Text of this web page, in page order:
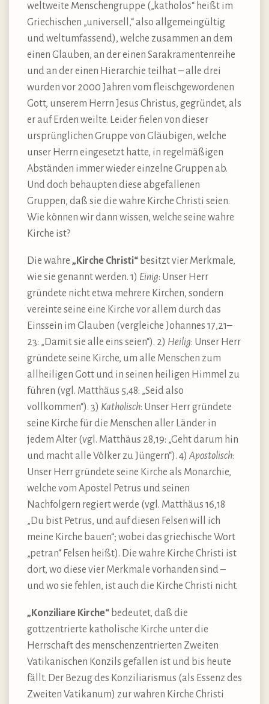
weltweite Menschengruppe („katholos“ heißt im
Griechischen „universell,“ also allgemeingültig
und weltumfassend), welche zusammen an dem
einen Glauben, an der einen Sarakramentenreihe
und an der einen Hierarchie teilhat – alle drei
wurden vor 2000 Jahren vom fleischgewordenen
Gott, unserem Herrn Jesus Christus, gegründet, als
er auf Erden weilte. Leider fielen von dieser
ursprünglichen Gruppe von Gläubigen, welche
unser Herrn eingesetzt hatte, in regelmäßigen
Abständen immer wieder einzelne Gruppen ab.
Und doch behaupten diese abgefallenen
Gruppen, daß sie die wahre Kirche Christi seien.
Wie können wir dann wissen, welche seine wahre
Kirche ist?
Die wahre „Kirche Christi“ besitzt vier Merkmale,
wie sie genannt werden. 1) Einig: Unser Herr
gründete nicht etwa mehrere Kirchen, sondern
vereinte seine eine Kirche vor allem durch das
Einssein im Glauben (vergleiche Johannes 17,21–
23: „Damit sie alle eins seien“). 2) Heilig: Unser Herr
gründete seine Kirche, um alle Menschen zum
allheiligen Gott und in seinen heiligen Himmel zu
führen (vgl. Matthäus 5,48: „Seid also
vollkommen“). 3) Katholisch: Unser Herr gründete
seine Kirche für die Menschen aller Länder in
jedem Alter (vgl. Matthäus 28,19: „Geht darum hin
und macht alle Völker zu Jüngern“). 4) Apostolisch:
Unser Herr gründete seine Kirche als Monarchie,
welche vom Apostel Petrus und seinen
Nachfolgern regiert werde (vgl. Matthäus 16,18
„Du bist Petrus, und auf diesen Felsen will ich
meine Kirche bauen“; wobei das griechische Wort
„petran“ Felsen heißt). Die wahre Kirche Christi ist
dort, wo diese vier Merkmale vorhanden sind –
und wo sie fehlen, ist auch die Kirche Christi nicht.
„Konziliare Kirche“ bedeutet, daß die
gottzentrierte katholische Kirche unter die
Herrschaft des menschenzentrierten Zweiten
Vatikanischen Konzils gefallen ist und bis heute
fällt. Der Bezug des Konziliarismus (als Essenz des
Zweiten Vatikanum) zur wahren Kirche Christi